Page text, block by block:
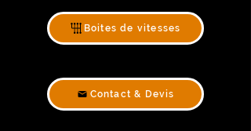
Boites de vitesses
Contact & Devis